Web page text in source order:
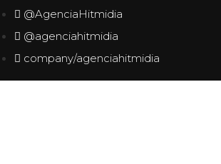
@AgenciaHitmidia
@agenciahitmidia
company/agenciahitmidia